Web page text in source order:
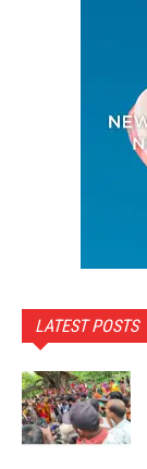
LATEST POSTS